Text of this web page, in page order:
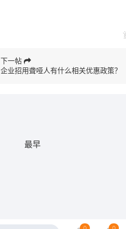
下一帖
企业招用聋哑人有什么相关优惠政策？
最早